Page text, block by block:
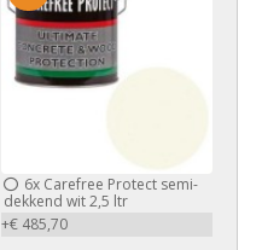
6xCarefree Protect semi-
dekkend wit 2,5 ltr
+€ 485,70